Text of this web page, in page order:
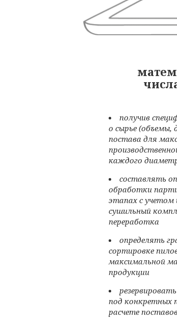
получив
о сырье
постава для
каждого
составлять
обработки
этапах с учетом
сушильный
переработка
определять
сортировке
максимальной
продукции
под конкретных
расчете